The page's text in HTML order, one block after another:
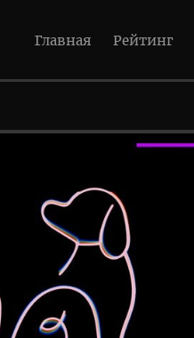
Главная Рейтинг